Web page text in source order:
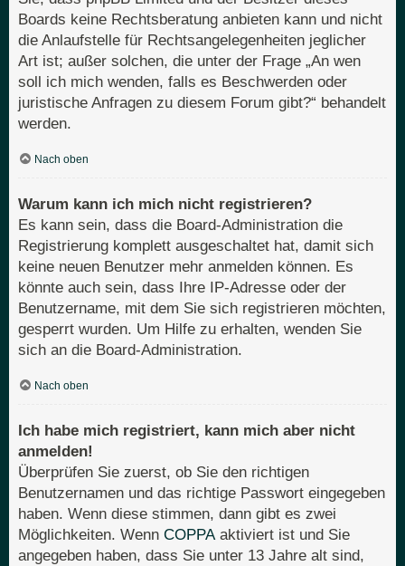
Boards keine Rechtsberatung anbieten kann und nicht
die Anlaufstelle für Rechtsangelegenheiten jeglicher
Art ist; außer solchen, die unter der Frage „An wen
soll ich mich wenden, falls es Beschwerden oder
juristische Anfragen zu diesem Forum gibt?“ behandelt
werden.
Nach oben
Warum kann ich mich nicht registrieren?
Es kann sein, dass die Board-Administration die
Registrierung komplett ausgeschaltet hat, damit sich
keine neuen Benutzer mehr anmelden können. Es
könnte auch sein, dass Ihre IP-Adresse oder der
Benutzername, mit dem Sie sich registrieren möchten,
gesperrt wurden. Um Hilfe zu erhalten, wenden Sie
sich an die Board-Administration.
Nach oben
Ich habe mich registriert, kann mich aber nicht
anmelden!
Überprüfen Sie zuerst, ob Sie den richtigen
Benutzernamen und das richtige Passwort eingegeben
haben. Wenn diese stimmen, dann gibt es zwei
Möglichkeiten. Wenn COPPAaktiviert ist und Sie
angegeben haben, dass Sie unter 13 Jahre alt sind,